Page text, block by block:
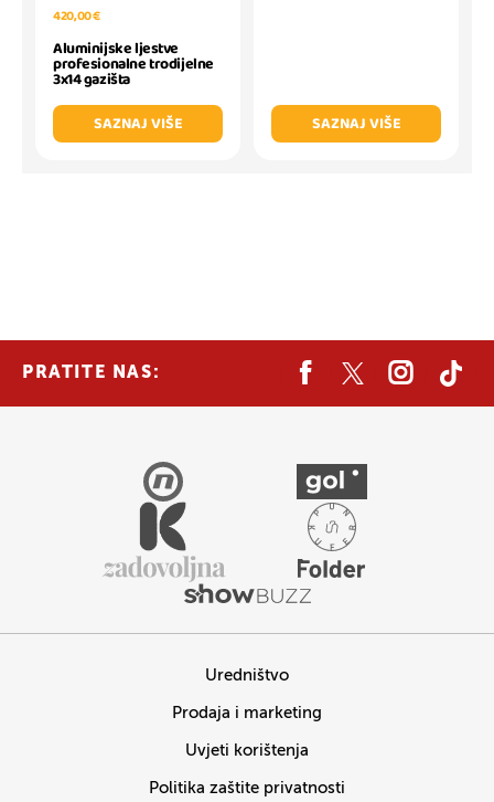
420,00 €
Aluminijske ljestve
profesionalne trodijelne
3x14 gazišta
SAZNAJ VIŠE
SAZNAJ VIŠE
PRATITE NAS:
Uredništvo
Prodaja i marketing
Uvjeti korištenja
Politika zaštite privatnosti